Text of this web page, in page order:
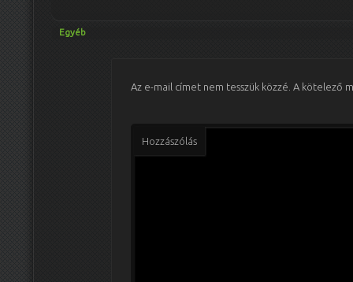
Egyéb
Az e-mail címet nem tesszük közzé. A kötelező
Hozzászólás